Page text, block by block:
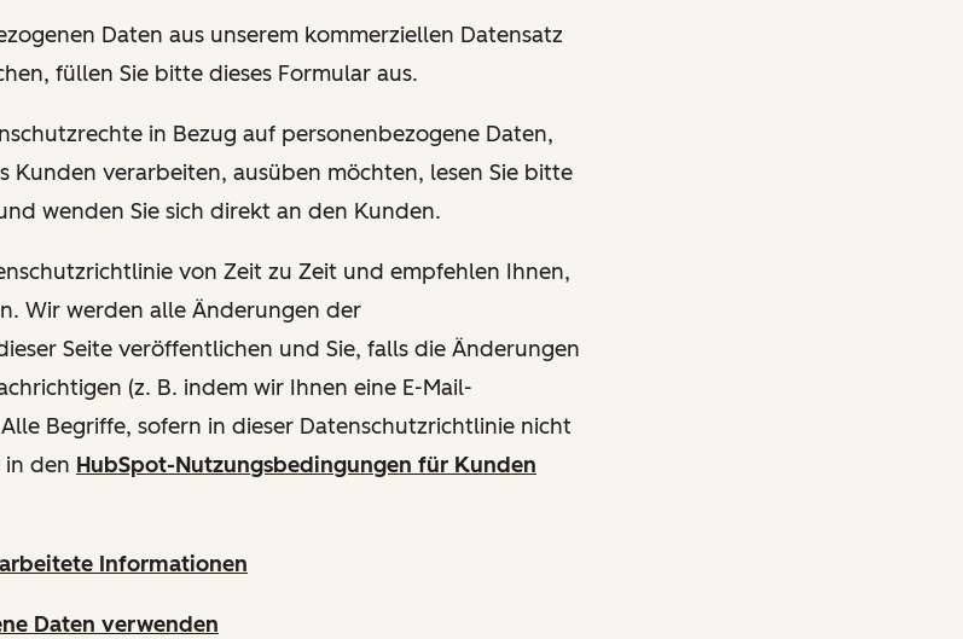
Daten aus unserem kommerziellen Datensatz
füllen Sie bitte dieses Formular aus.
in Bezug auf personenbezogene Daten,
Kunden verarbeiten, ausüben möchten, lesen Sie bitte
wenden Sie sich direkt an den Kunden.
von Zeit zu Zeit und empfehlen Ihnen,
Wir werden alle Änderungen der
Seite veröffentlichen und Sie, falls die Änderungen
(z. B. indem wir Ihnen eine E-Mail-
Begriffe, sofern in dieser Datenschutzrichtlinie nicht
den HubSpot-Nutzungsbedingungen für Kunden
Informationen
Daten verwenden